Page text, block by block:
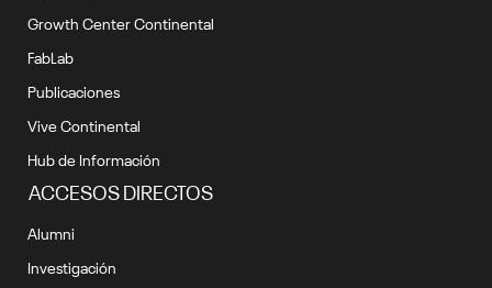
Growth Center Continental
FabLab
Publicaciones
Vive Continental
Hub de Información
ACCESOS DIRECTOS
Alumni
Investigación